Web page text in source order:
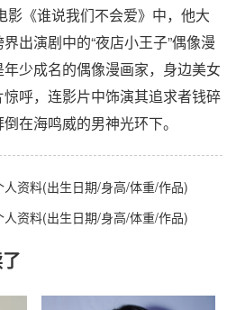
影《谁说我们不会爱》中，他大
出演剧中的“夜店小王子”偶像漫
少成名的偶像漫画家，身边美女
呼，连影片中饰演其追求者钱碎
在海鸣威的男神光环下。
资料(出生日期/身高/体重/作品)
资料(出生日期/身高/体重/作品)